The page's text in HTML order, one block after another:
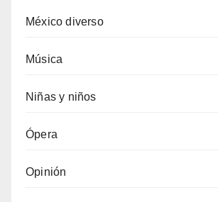
México diverso
Música
Niñas y niños
Ópera
Opinión